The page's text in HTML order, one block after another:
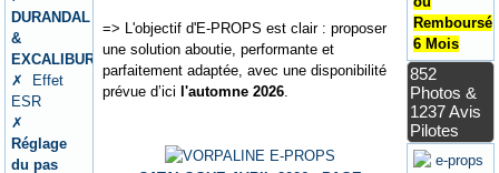
DURANDAL
&
EXCALIBUR
✗ Effet
ESR
✗
Réglage
du pas
=> L'objectif d'E-PROPS est clair : proposer
une solution aboutie, performante et
parfaitement adaptée, avec une disponibilité
prévue d’icil'automne 2026
Remboursé
6 Mois
852
Photos &
1237 Avis
Pilotes